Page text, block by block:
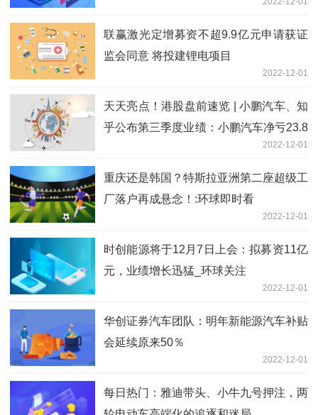
联赢激光定增募资不超9.9亿元申请获证
监会同意 将投建锂电项目
2022-12-01
天天亮点！港股盘前速览 | 小鹏汽车、知
乎公布第三季度业绩：小鹏汽车净亏23.8
2022-12-01
重庆还是韩国？特斯拉亚洲第二座超级工
厂落户再成悬念！:环球即时看
2022-12-01
时创能源将于12月7日上会：拟募资11亿
元，业绩增长迅猛_环球关注
2022-12-01
华创证券汽车团队：明年新能源汽车补贴
会延续原来50％
2022-12-01
每日热门：雅迪带头、小牛九号押注，两